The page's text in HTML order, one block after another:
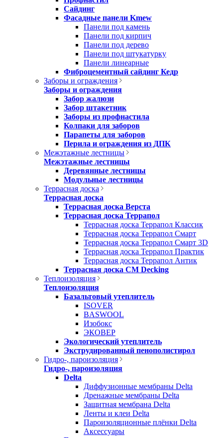
Сайдинг
Фасадные панели Kmew
Панели под камень
Панели под кирпич
Панели под дерево
Панели под штукатурку
Панели линеарные
Фиброцементный сайдинг Кедр
Заборы и ограждения
Заборы и ограждения
Забор жалюзи
Забор штакетник
Заборы из профнастила
Колпаки для заборов
Парапеты для заборов
Перила и ограждения из ДПК
Межэтажные лестницы
Межэтажные лестницы
Деревянные лестницы
Модульные лестницы
Террасная доска
Террасная доска
Террасная доска Верста
Террасная доска Террапол
Террасная доска Террапол Классик
Террасная доска Террапол Смарт
Террасная доска Террапол Смарт 3D
Террасная доска Террапол Практик
Террасная доска Террапол Антик
Террасная доска CM Decking
Теплоизоляция
Теплоизоляция
Базальтовый утеплитель
ISOVER
BASWOOL
Изобокс
ЭКОВЕР
Экологический утеплитель
Экструдированный пенополистирол
Гидро-, пароизоляция
Гидро-, пароизоляция
Delta
Диффузионные мембраны Delta
Дренажные мембраны Delta
Защитная мембрана Delta
Ленты и клеи Delta
Пароизоляционные плёнки Delta
Аксессуары